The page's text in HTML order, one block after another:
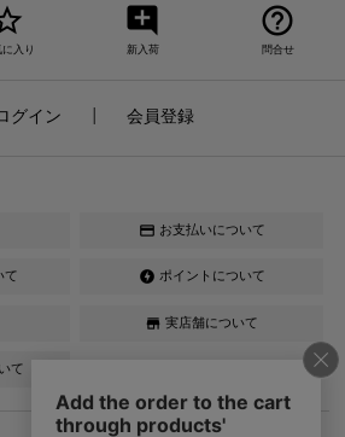
に入り
add_comment
新入荷
help_outline
問合せ
グイン 会員登録
credit_card お支払いについて
て offline_bolt ポイントについて
store 実店舗について
て